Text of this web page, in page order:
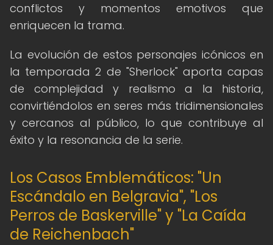
conflictos y momentos emotivos que
enriquecen la trama.
La evolución de estos personajes icónicos en
la temporada 2 de "Sherlock" aporta capas
de complejidad y realismo a la historia,
convirtiéndolos en seres más tridimensionales
y cercanos al público, lo que contribuye al
éxito y la resonancia de la serie.
Los Casos Emblemáticos: "Un
Escándalo en Belgravia", "Los
Perros de Baskerville" y "La Caída
de Reichenbach"